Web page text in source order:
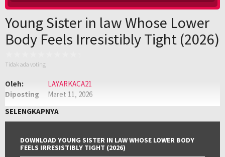
Young Sister in law Whose Lower
Body Feels Irresistibly Tight (2026)
Tidak ada voting
Oleh:
LAYARKACA21
Diposting
Maret 11, 2026
Semi
Tahun:
2026
Negara:
Korea
SELENGKAPNYA
DOWNLOAD YOUNG SISTER IN LAW WHOSE LOWER BODY
FEELS IRRESISTIBLY TIGHT (2026)